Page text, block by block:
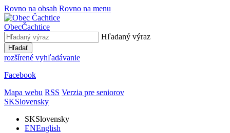
Rovno na obsah Rovno na menu
ObecČachtice
Hľadaný výraz
Hľadať
rozšírené vyhľadávanie
Facebook
Mapa webu RSS Verzia pre seniorov
SKSlovensky
SKSlovensky
ENEnglish